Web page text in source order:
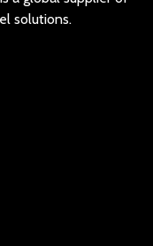
solutions.